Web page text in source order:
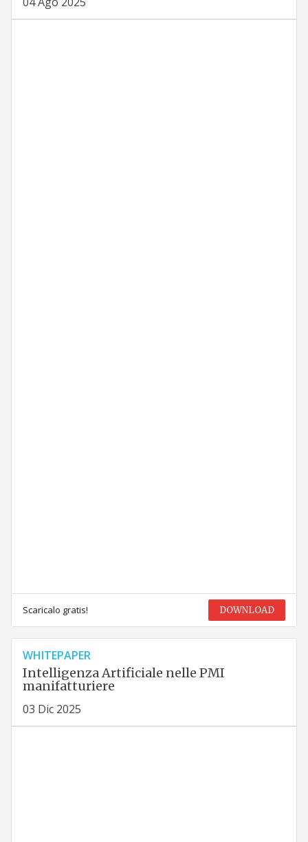
Scaricalo gratis! DOWNLOAD
WHITEPAPER
Intelligenza Artificiale nelle PMI
manifatturiere
03 Dic 2025